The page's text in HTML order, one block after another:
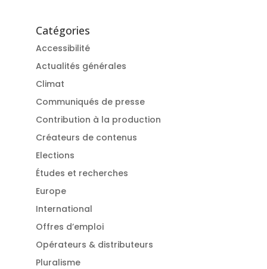
Catégories
Accessibilité
Actualités générales
Climat
Communiqués de presse
Contribution à la production
Créateurs de contenus
Elections
Études et recherches
Europe
International
Offres d’emploi
Opérateurs & distributeurs
Pluralisme